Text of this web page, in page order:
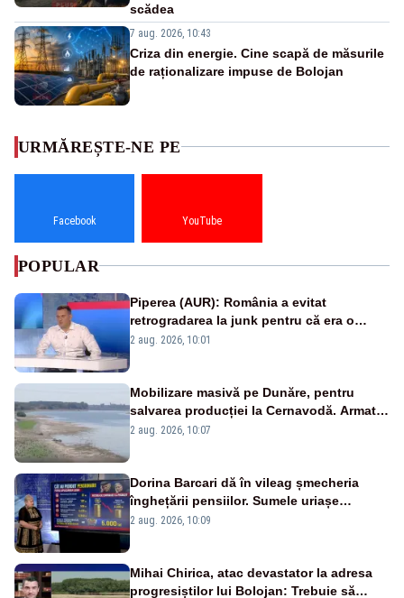
scădea
7 aug. 2026, 10:43
Criza din energie. Cine scapă de măsurile
de raționalizare impuse de Bolojan
URMĂREȘTE-NE PE
Facebook YouTube
POPULAR
Piperea (AUR): România a evitat
retrogradarea la junk pentru că era o
catastrofă pentru bănci și fondurile de
2 aug. 2026, 10:01
Mobilizare masivă pe Dunăre, pentru
salvarea producției la Cernavodă. Armata
va detona o stâncă și va devia apa
2 aug. 2026, 10:07
Dorina Barcari dă în vileag șmecheria
înghețării pensiilor. Sumele uriașe
pierdute de fiecare român
2 aug. 2026, 10:09
Mihai Chirica, atac devastator la adresa
progresiștilor lui Bolojan: Trebuie să